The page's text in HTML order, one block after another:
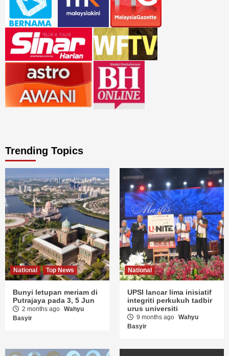
Trending Topics
National Top News
Bunyi letupan meriam di
Putrajaya pada 3, 5 Jun
2 months ago Wahyu
Basyir
National
UPSI lancar lima inisiatif
integriti perkukuh tadbir
urus universiti
9 months ago Wahyu
Basyir